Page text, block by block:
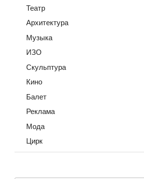
Театр
Архитектура
Музыка
ИЗО
Скульптура
Кино
Балет
Реклама
Мода
Цирк